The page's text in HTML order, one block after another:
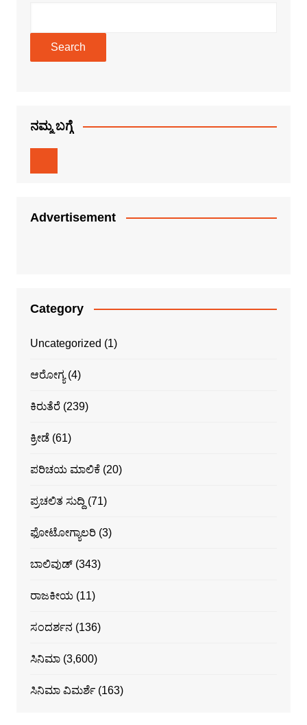
Search
ನಮ್ಮ ಬಗ್ಗೆ
Advertisement
Category
Uncategorized (1)
ಆರೋಗ್ಯ(4)
ಕಿರುತೆರೆ(239)
ಕ್ರೀಡೆ(61)
ಪರಿಚಯ ಮಾಲಿಕೆ(20)
ಪ್ರಚಲಿತ ಸುದ್ದಿ (71)
ಫೋಟೋಗ್ಯಾಲರಿ(3)
ಬಾಲಿವುಡ್(343)
ರಾಜಕೀಯ(11)
ಸಂದರ್ಶನ (136)
ಸಿನಿಮಾ(3,600)
ಸಿನಿಮಾ ವಿಮರ್ಶೆ(163)